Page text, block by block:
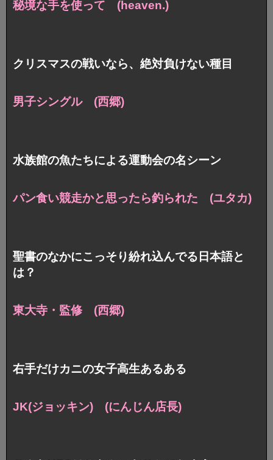
秘境な手を使って (heaven.)
クリスマスの戦いなら、絶対負けない種目
男子シングル (西郷)
水族館の魚たちによる運動会の名シーン
パン食い競走かと思ったら釣られた (ユタカ)
聖書のなかにこっそり紛れ込んでる日本語と
は？
東大寺・監修 (西郷)
右手だけカニの女子高生あるある
JK(ジョッキン) (にんじん店長)